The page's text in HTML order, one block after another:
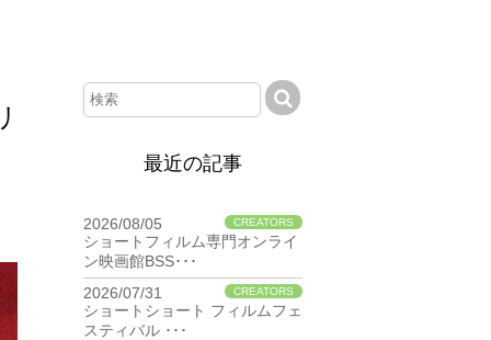
最近の記事
2026/08/05 CREATORS
ショートフィルム専門オンライ
ン映画館BSS･･･
2026/07/31
CREATORS
ショートショート フィルムフェ
スティバル ･･･